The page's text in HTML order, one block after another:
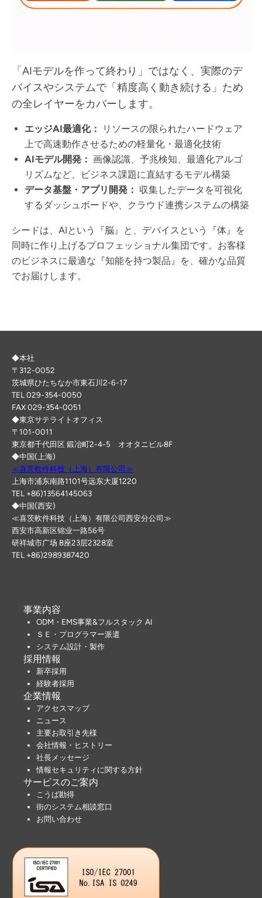
「AIモデルを作って終わり」ではなく、実際のデ
バイスやシステムで「精度高く動き続ける」ため
の全レイヤーをカバーします。
エッジAI最適化：
リソースの限られたハードウェア
上で高速動作させるための軽量化・最適化技術
AIモデル開発： 画像認識、予兆検知、最適化アルゴ
リズムなど、ビジネス課題に直結するモデル構築
データ基盤・アプリ開発： 収集したデータを可視化
するダッシュボードや、クラウド連携システムの構築
シードは、AIという『脳』と、デバイスという『体』を
同時に作り上げるプロフェッショナル集団です。お客様
のビジネスに最適な『知能を持つ製品』を、確かな品質
でお届けします。
◆本社
〒312-0052
茨城県ひたちなか市東石川2-6-17
TEL 029-354-0050
FAX 029-354-0051
◆東京サテライトオフィス
〒101-0011
東京都千代田区 鍛冶町2-4-5 オオタニビル8F
◆中国(上海)
≪喜茨軟件科技（上海）有限公司≫
上海市浦东南路1101号远东大厦1220
TEL +86)13564145063
◆中国(西安)
≪喜茨軟件科技（上海）有限公司西安分公司≫
西安市高新区锦业一路56号
研祥城市广场 B座23层2328室
TEL +86)2989387420
事業内容
ODM・EMS事業&フルスタック AI
ＳＥ・プログラマー派遣
システム設計・製作
採用情報
新卒採用
経験者採用
企業情報
アクセスマップ
ニュース
主要お取引き先様
会社情報・ヒストリー
社長メッセージ
情報セキュリティに関する方針
サービスのご案内
こうば勘得
街のシステム相談窓口
お問い合わせ